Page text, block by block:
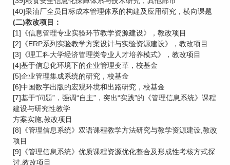
[40]采油厂全员目标成本管理体系的构建及应用研究，横向课题
(二)教改项目：
[1]《信息管理专业实验环节教学资源建设》，教改项目
[2]《ERP系列实验教学方案设计与实验资源建设》，教改项目
[3]《理工科大学经济管理类专业人才培养模式》，教改项目
[4]基于信息化环境下的企业管理变革，校基金
[5]企业管理集成系统的研究，校基金
[6]中国数字出版的宏观环境和出路研究，校基金
[7]基于“问题”，强调“自主”，突出“实践”的《管理信息系统》课程
建设与研究性教学
方案实施,教改项目
[8]《管理信息系统》双语课程教学方法研究与教学资源建设,教改
项目
[9]《管理信息系统》优质课程资源优化整合及形成性考核方式探
讨,教改项目